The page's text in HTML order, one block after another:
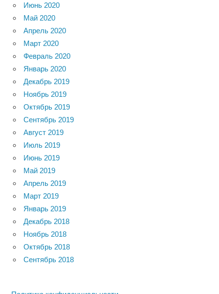
Июнь 2020
Май 2020
Апрель 2020
Март 2020
Февраль 2020
Январь 2020
Декабрь 2019
Ноябрь 2019
Октябрь 2019
Сентябрь 2019
Август 2019
Июль 2019
Июнь 2019
Май 2019
Апрель 2019
Март 2019
Январь 2019
Декабрь 2018
Ноябрь 2018
Октябрь 2018
Сентябрь 2018